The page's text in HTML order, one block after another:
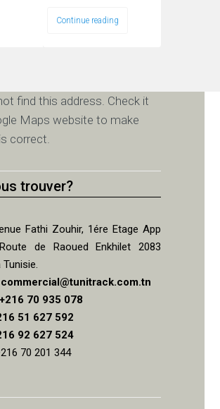
Continue reading
find this address. Check it
Maps website to make
correct.
trouver?
Fathi Zouhir, 1ére Etage App
de Raoued Enkhilet 2083
commercial@tunitrack.com.tn
70 935 078
51 627 592
92 627 524
70 201 344